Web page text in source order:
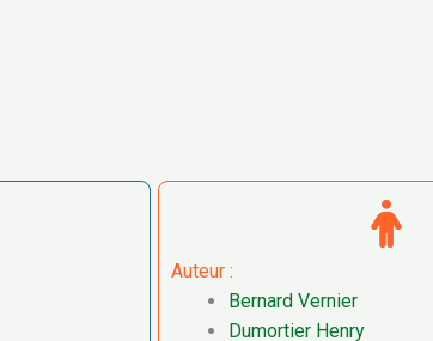
Auteur :
Bernard Vernier
Dumortier Henry